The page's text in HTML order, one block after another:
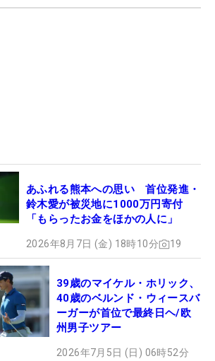
あふれる熊本への思い 首位発進・
鈴木愛が被災地に1000万円寄付
「もらったお金をほかの人に」
2026年8月7日 (金) 18時10分 19
39歳のマイケル・ホリック、
40歳のベルンド・ウィースバ
ーガーが首位で最終日ヘ/欧
州男子ツアー
2026年7月5日 (日) 06時52分